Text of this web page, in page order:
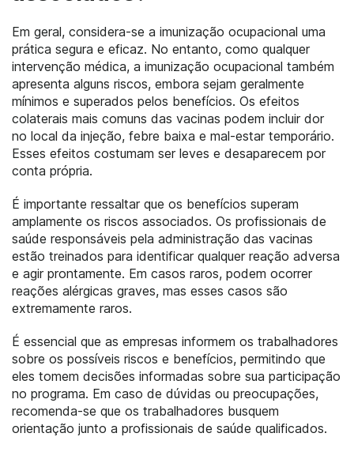
Em geral, considera-se a imunização ocupacional uma
prática segura e eficaz. No entanto, como qualquer
intervenção médica, a imunização ocupacional também
apresenta alguns riscos, embora sejam geralmente
mínimos e superados pelos benefícios. Os efeitos
colaterais mais comuns das vacinas podem incluir dor
no local da injeção, febre baixa e mal-estar temporário.
Esses efeitos costumam ser leves e desaparecem por
conta própria.
É importante ressaltar que os benefícios superam
amplamente os riscos associados. Os profissionais de
saúde responsáveis pela administração das vacinas
estão treinados para identificar qualquer reação adversa
e agir prontamente. Em casos raros, podem ocorrer
reações alérgicas graves, mas esses casos são
extremamente raros.
É essencial que as empresas informem os trabalhadores
sobre os possíveis riscos e benefícios, permitindo que
eles tomem decisões informadas sobre sua participação
no programa. Em caso de dúvidas ou preocupações,
recomenda-se que os trabalhadores busquem
orientação junto a profissionais de saúde qualificados.